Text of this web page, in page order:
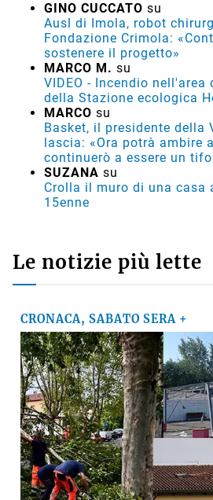
GINO CUCCATO su
Ausl di Imola, robot
Fondazione Crimola:
sostenere il progetto»
MARCO M. su
VIDEO - Incendio
della Stazione ecologica
MARCO su
Basket, il presidente della
lascia: «Ora potrà ambire
continuerò a essere un
SUZANA su
Crolla il muro di una casa
15enne
Le notizie più lette
CRONACA, SABATO SERA +